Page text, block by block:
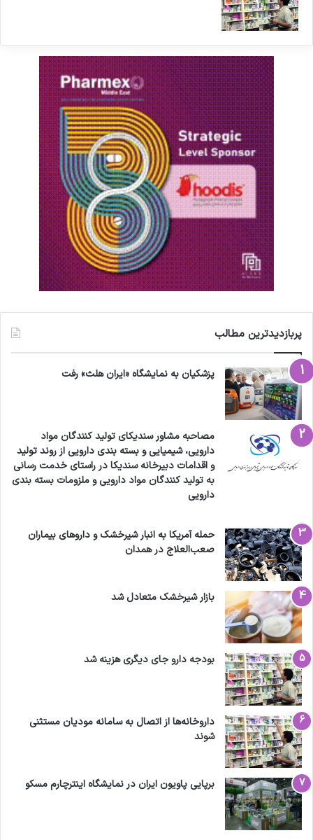
پربازدیدترین مطالب
پزشکیان به نمایشگاه «ایران هلث» رفت
مصاحبه مشاور سندیکای تولید کنندگان مواد
دارویی، شیمیایی و بسته بندی دارویی از روند تولید
و اقدامات دبیرخانه سندیکا در راستای خدمت رسانی
به تولید کنندگان مواد دارویی و ملزومات بسته بندی
دارویی
حمله آمریکا به انبار شیرخشک و داروهای بیماران
صعب‌العلاج در همدان
بازار شیرخشک متعادل شد
بودجه دارو جای دیگری هزینه شد
داروخانه‌ها از اتصال به سامانه مودیان مستثنی
شوند
برپایی پاویون ایران در نمایشگاه اینترچارم مسکو